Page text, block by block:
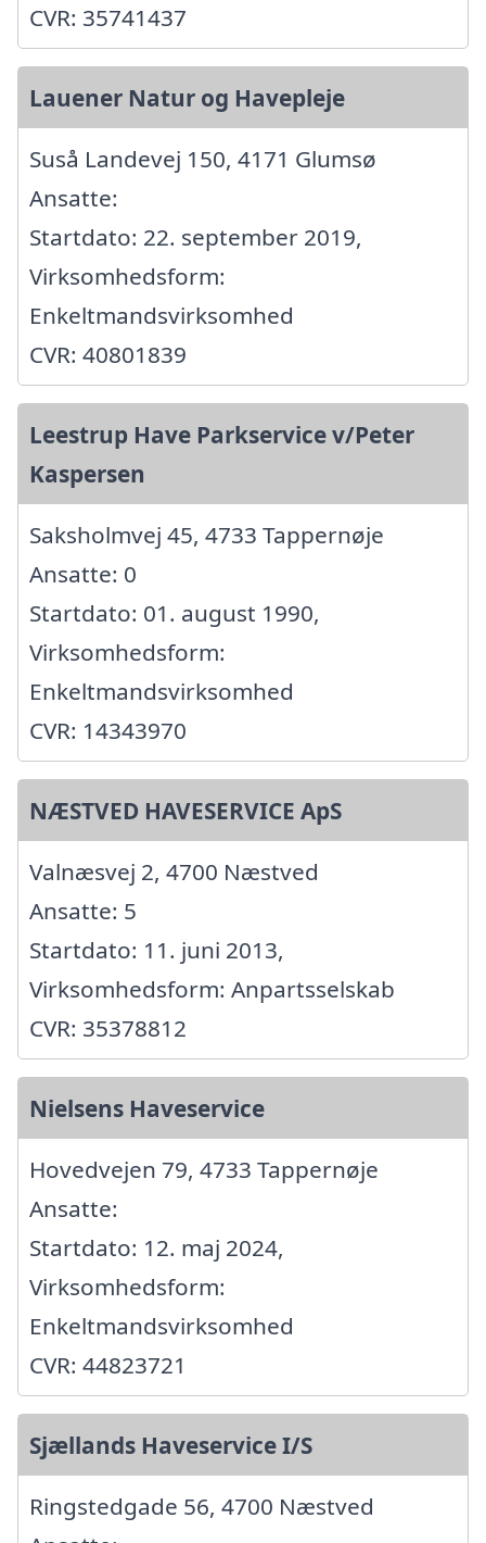
CVR: 35741437
Lauener Natur og Havepleje
Suså Landevej 150, 4171 Glumsø
Ansatte:
Startdato: 22. september 2019,
Virksomhedsform:
Enkeltmandsvirksomhed
CVR: 40801839
Leestrup Have Parkservice v/Peter
Kaspersen
Saksholmvej 45, 4733 Tappernøje
Ansatte: 0
Startdato: 01. august 1990,
Virksomhedsform:
Enkeltmandsvirksomhed
CVR: 14343970
NÆSTVED HAVESERVICE ApS
Valnæsvej 2, 4700 Næstved
Ansatte: 5
Startdato: 11. juni 2013,
Virksomhedsform: Anpartsselskab
CVR: 35378812
Nielsens Haveservice
Hovedvejen 79, 4733 Tappernøje
Ansatte:
Startdato: 12. maj 2024,
Virksomhedsform:
Enkeltmandsvirksomhed
CVR: 44823721
Sjællands Haveservice I/S
Ringstedgade 56, 4700 Næstved